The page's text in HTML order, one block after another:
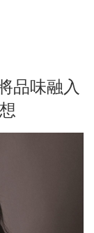
品味融入